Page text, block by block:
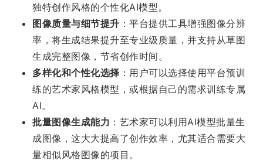
独特创作风格的个性化AI模型。
图像质量与细节提升 ：平台提供工具增强图像分辨
率，将生成结果提升至专业级质量，并支持从草图
生成完整图像，节省创作时间。
多样化和个性化选择 ：用户可以选择使用平台预训
练的艺术家风格模型，或根据自己的需求训练专属
AI。
批量图像生成能力 ：艺术家可以利用AI模型批量生
成图像，这大大提高了创作效率，尤其适合需要大
量相似风格图像的项目。